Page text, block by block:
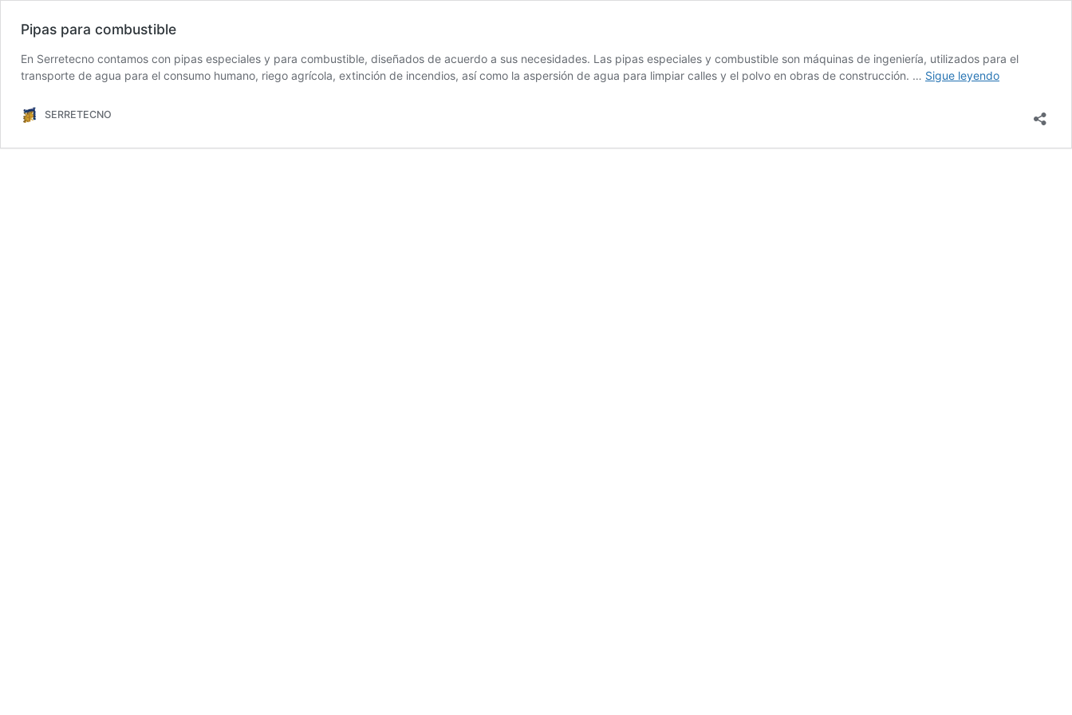
Pipas para combustible
En Serretecno contamos con pipas especiales y para combustible, diseñados de acuerdo a sus necesidades. Las pipas especiales y combustible son máquinas de ingeniería, utilizados para el
transporte de agua para el consumo humano, riego agrícola, extinción de incendios, así como la aspersión de agua para limpiar calles y el polvo en obras de construcción. … Sigue leyendoPipas
SERRETECNO